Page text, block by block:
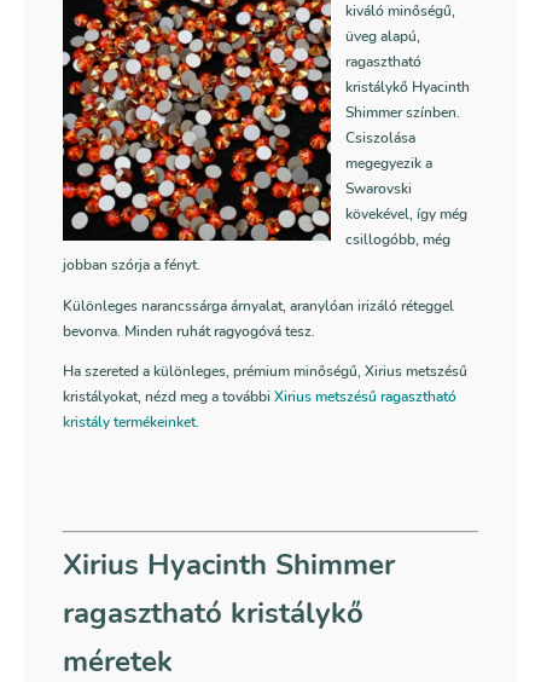
kiváló minőségű,
üveg alapú,
ragasztható
kristálykő Hyacinth
Shimmer színben.
Csiszolása
megegyezik a
Swarovski
kövekével, így még
csillogóbb, még
jobban szórja a fényt.
Különleges narancssárga árnyalat, aranylóan irizáló réteggel
bevonva. Minden ruhát ragyogóvá tesz.
Ha szereted a különleges, prémium minőségű, Xirius metszésű
kristályokat, nézd meg a további Xirius metszésű ragasztható
kristály termékeinket.
Xirius Hyacinth Shimmer
ragasztható kristálykő
méretek